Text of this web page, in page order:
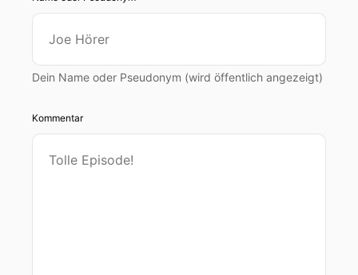
Dein Name oder Pseudonym (wird öffentlich angezeigt)
Kommentar